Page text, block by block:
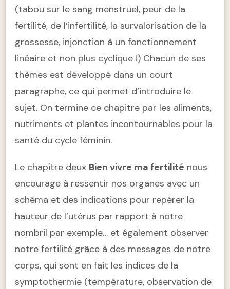
(tabou sur le sang menstruel, peur de la
fertilité, de l’infertilité, la survalorisation de la
grossesse, injonction à un fonctionnement
linéaire et non plus cyclique !) Chacun de ses
thèmes est développé dans un court
paragraphe, ce qui permet d’introduire le
sujet. On termine ce chapitre par les aliments,
nutriments et plantes incontournables pour la
santé du cycle féminin.
Le chapitre deux Bien vivre ma fertilité nous
encourage à ressentir nos organes avec un
schéma et des indications pour repérer la
hauteur de l’utérus par rapport à notre
nombril par exemple… et également observer
notre fertilité grâce à des messages de notre
corps, qui sont en fait les indices de la
symptothermie (température, observation de